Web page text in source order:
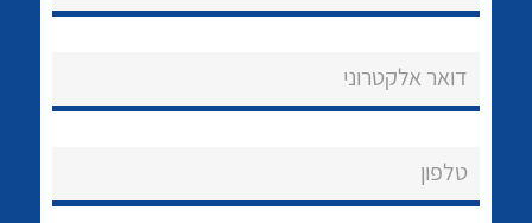
לכל מוצרי היצרן לכל מוצרי היצרן
דואר אלקטרוני
טלפון